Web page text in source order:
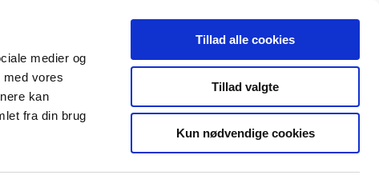
medier og
vores
kan
fra din brug
Tillad alle cookies
Tillad valgte
Kun nødvendige cookies
Udgivelser
Medicinsk
Særlige
produktområder